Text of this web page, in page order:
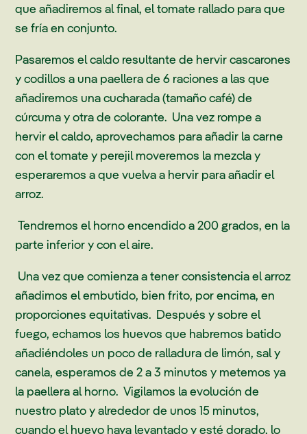
que añadiremos al final, el tomate rallado para que
se fría en conjunto.
Pasaremos el caldo resultante de hervir cascarones
y codillos a una paellera de 6 raciones a las que
añadiremos una cucharada (tamaño café) de
cúrcuma y otra de colorante. Una vez rompe a
hervir el caldo, aprovechamos para añadir la carne
con el tomate y perejil moveremos la mezcla y
esperaremos a que vuelva a hervir para añadir el
arroz.
Tendremos el horno encendido a 200 grados, en la
parte inferior y con el aire.
Una vez que comienza a tener consistencia el arroz
añadimos el embutido, bien frito, por encima, en
proporciones equitativas. Después y sobre el
fuego, echamos los huevos que habremos batido
añadiéndoles un poco de ralladura de limón, sal y
canela, esperamos de 2 a 3 minutos y metemos ya
la paellera al horno. Vigilamos la evolución de
nuestro plato y alrededor de unos 15 minutos,
cuando el huevo haya levantado y esté dorado, lo